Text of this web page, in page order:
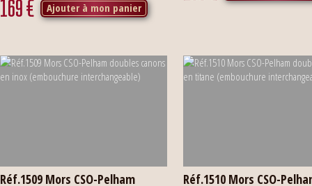
169€ Ajouter à mon panier
Réf.1509 Mors CSO-Pelham
Réf.1510 Mors CSO-